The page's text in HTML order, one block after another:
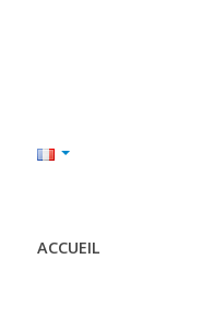
ACCUEIL